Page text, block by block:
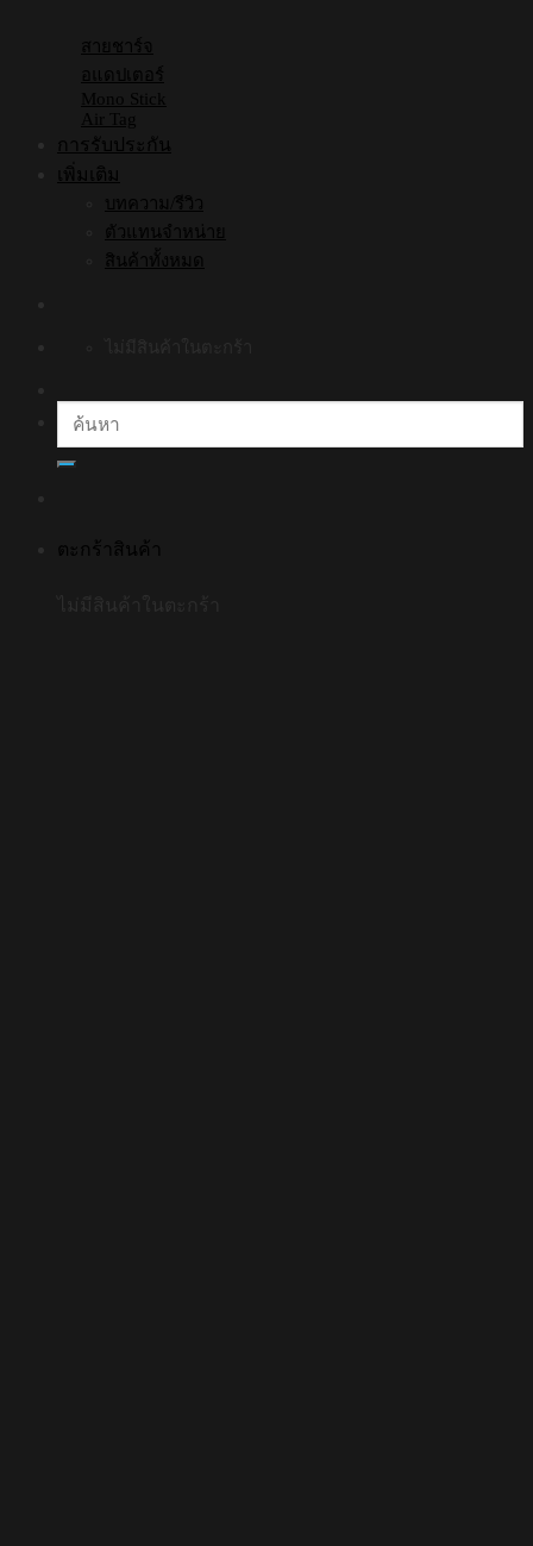
สายชาร์จ
อแดปเตอร์
Mono Stick
Air Tag
การรับประกัน
เพิ่มเติม
บทความ/รีวิว
ตัวแทนจำหน่าย
สินค้าทั้งหมด
ค้นหา:
ตะกร้าสินค้า